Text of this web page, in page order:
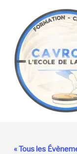
contenu
« Tous les